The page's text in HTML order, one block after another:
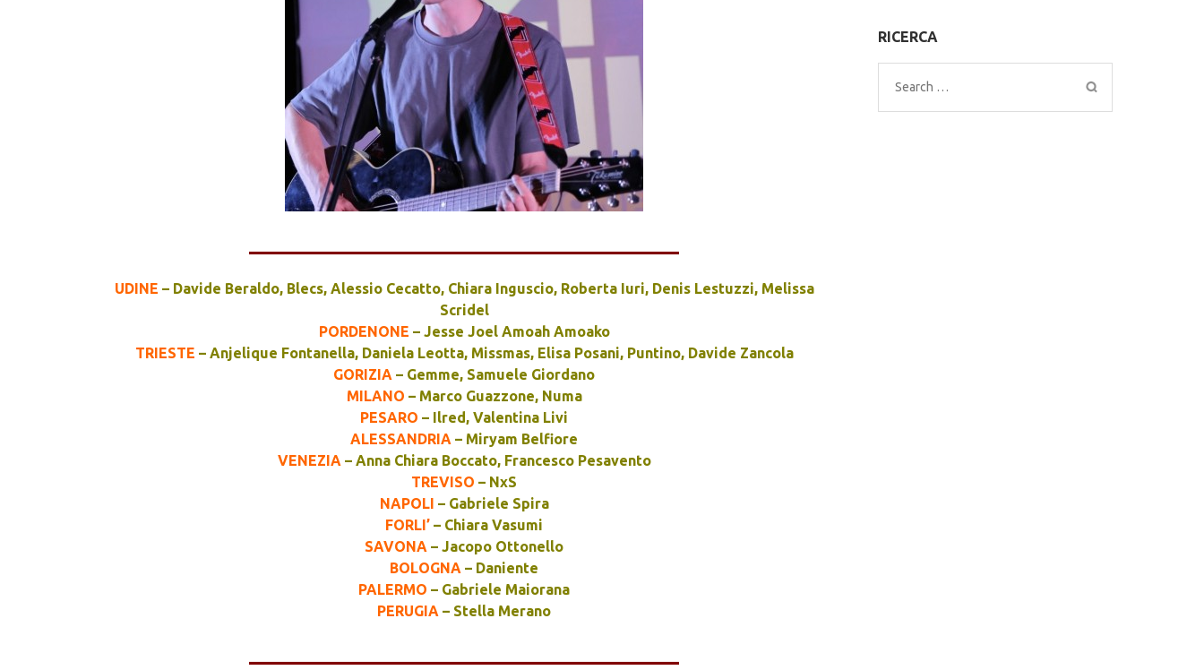
UDINE – Davide Beraldo, Blecs, Alessio Cecatto, Chiara Inguscio, Roberta Iuri, Denis Lestuzzi, Melissa
Scridel
PORDENONE – Jesse Joel Amoah Amoako
TRIESTE – Anjelique Fontanella, Daniela Leotta, Missmas, Elisa Posani, Puntino, Davide Zancola
GORIZIA – Gemme, Samuele Giordano
MILANO – Marco Guazzone, Numa
PESARO – Ilred, Valentina Livi
ALESSANDRIA – Miryam Belfiore
VENEZIA – Anna Chiara Boccato, Francesco Pesavento
TREVISO – NxS
NAPOLI – Gabriele Spira
FORLI’ – Chiara Vasumi
SAVONA – Jacopo Ottonello
BOLOGNA – Daniente
PALERMO – Gabriele Maiorana
PERUGIA – Stella Merano
RICERCA
Search
for: